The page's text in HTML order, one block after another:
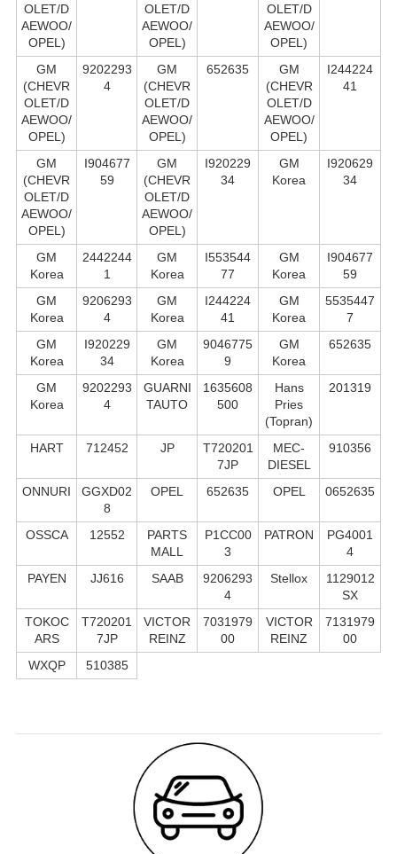
OLET/D
AEWOO/
OPEL)
OLET/D
AEWOO/
OPEL)
OLET/D
AEWOO/
OPEL)
GM
(CHEVR
OLET/D
AEWOO/
OPEL)
9202293
4
GM
(CHEVR
OLET/D
AEWOO/
OPEL)
652635
GM
(CHEVR
OLET/D
AEWOO/
OPEL)
I244224
41
GM
(CHEVR
OLET/D
AEWOO/
OPEL)
I904677
59
GM
(CHEVR
OLET/D
AEWOO/
OPEL)
I920229
34
GM
Korea
I920629
34
GM
Korea
2442244
1
GM
Korea
I553544
77
GM
Korea
I904677
59
GM
Korea
9206293
4
GM
Korea
I244224
41
GM
Korea
5535447
7
GM
Korea
I920229
34
GM
Korea
9046775
9
GM
Korea
652635
GM
Korea
9202293
4
GUARNI
TAUTO
1635608
500
Hans
Pries
(Topran)
201319
HART 712452 JP
T720201
7JP
MEC-
DIESEL
910356
ONNURI
GGXD02
8
OPEL 652635 OPEL 0652635
OSSCA 12552
PARTS
MALL
P1CC00
3
PATRON
PG4001
4
PAYEN
JJ616 SAAB
9206293
4
Stellox
1129012
SX
TOKOC
ARS
T720201
7JP
VICTOR
REINZ
7031979
00
VICTOR
REINZ
7131979
00
WXQP
510385